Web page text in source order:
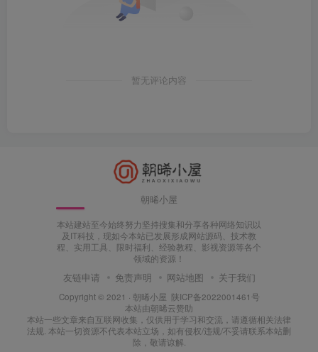
暂无评论内容
朝晞小屋
本站建站至今始终努力坚持搜集和分享各种网络知识以
及IT科技，现如今本站已发展形成网站源码、技术教
程、实用工具、限时福利、经验教程、影视资源等各个
领域的资源！
友链申请 免责声明 网站地图 关于我们
Copyright © 2021 · 朝晞小屋 陕ICP备2022001461号
本站由朝晞云赞助
本站一些文章来自互联网收集，仅供用于学习和交流，请遵循相关法律
法规. 本站一切资源不代表本站立场，如有侵权/违规/不妥请联系本站删
除，敬请谅解.